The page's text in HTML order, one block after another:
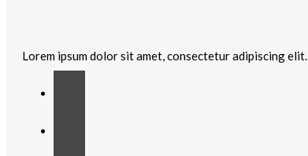
Lorem ipsum dolor sit amet, consectetur adipiscing elit.